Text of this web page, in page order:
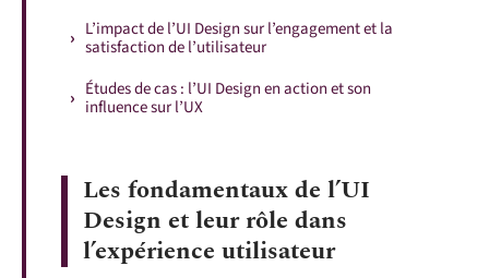
L’impact de l’UI Design sur l’engagement et la
satisfaction de l’utilisateur
Études de cas : l’UI Design en action et son
influence sur l’UX
Les fondamentaux de l’UI
Design et leur rôle dans
l’expérience utilisateur